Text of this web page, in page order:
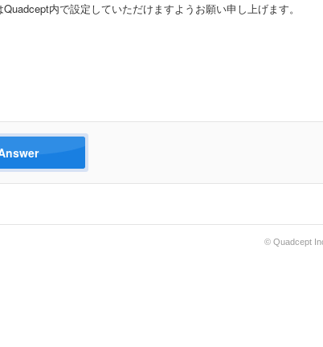
内で設定していただけますようお願い申し上げます。
© Quadcept